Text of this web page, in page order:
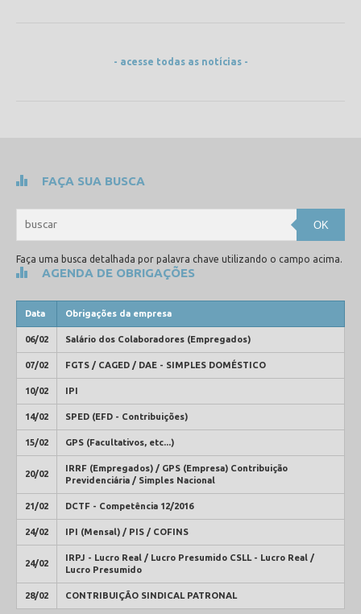
- acesse todas as notícias -
FAÇA SUA BUSCA
OK
Faça uma busca detalhada por palavra chave utilizando o campo acima.
AGENDA DE OBRIGAÇÕES
Data Obrigações da empresa
06/02 Salário dos Colaboradores (Empregados)
07/02 FGTS / CAGED / DAE - SIMPLES DOMÉSTICO
10/02 IPI
14/02 SPED (EFD - Contribuições)
15/02 GPS (Facultativos, etc...)
20/02
IRRF (Empregados) / GPS (Empresa) Contribuição
Previdenciária / Simples Nacional
21/02 DCTF - Competência 12/2016
24/02 IPI (Mensal) / PIS / COFINS
24/02
IRPJ - Lucro Real / Lucro Presumido CSLL - Lucro Real /
Lucro Presumido
28/02 CONTRIBUIÇÃO SINDICAL PATRONAL